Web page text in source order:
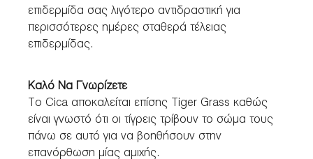
επιδερμίδα σας λιγότερο αντιδραστική για
περισσότερες ημέρες σταθερά τέλειας
επιδερμίδας.
Καλό Να Γνωρίζετε
Το Cica αποκαλείται επίσης Tiger Grass καθώς
είναι γνωστό ότι οι τίγρεις τρίβουν το σώμα τους
πάνω σε αυτό για να βοηθήσουν στην
επανόρθωση μίας αμιχής.